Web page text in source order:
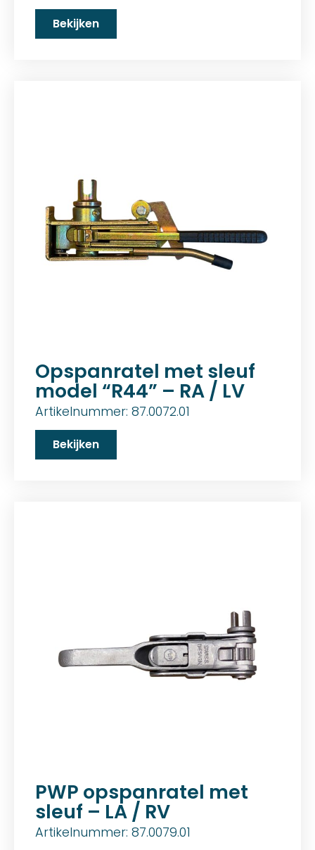
Bekijken
Opspanratel met sleuf
model “R44” – RA / LV
Artikelnummer: 87.0072.01
Bekijken
PWP opspanratel met
sleuf – LA / RV
Artikelnummer: 87.0079.01